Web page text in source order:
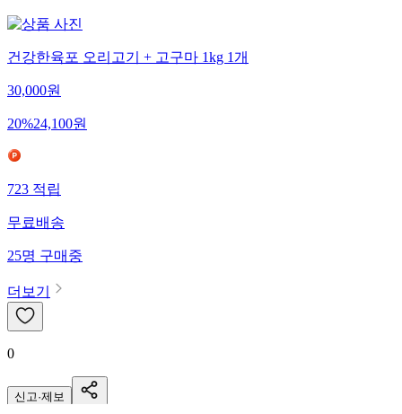
건강한육포 오리고기 + 고구마 1kg 1개
30,000원
20%24,100원
723 적립
무료배송
25명 구매중
더보기
0
신고·제보